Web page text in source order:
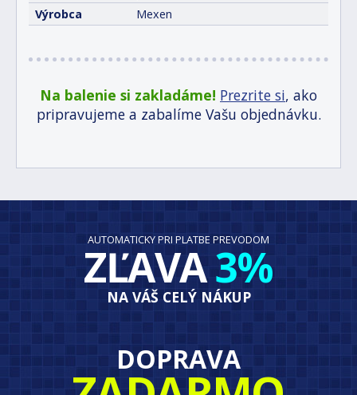
Výrobca
Mexen
Na balenie si zakladáme! Prezrite si, ako
pripravujeme a zabalíme Vašu objednávku.
AUTOMATICKY PRI PLATBE PREVODOM
ZĽAVA3%
NA VÁŠ CELÝ NÁKUP
DOPRAVA